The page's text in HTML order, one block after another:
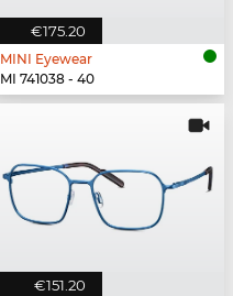
€175.20
MINI Eyewear
MI 741038 - 40
€151.20